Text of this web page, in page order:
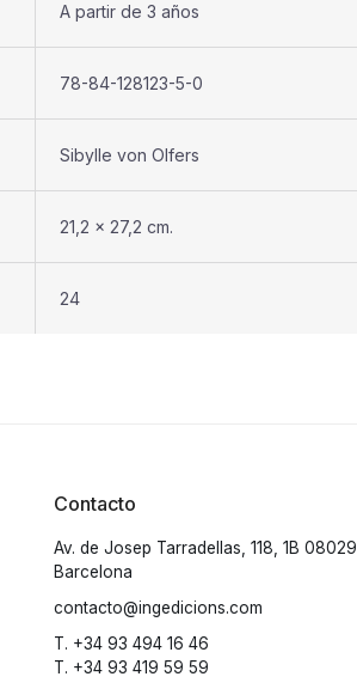
A partir de 3 años
78-84-128123-5-0
Sibylle von Olfers
21,2 x 27,2 cm.
24
Contacto
Av. de Josep Tarradellas, 118, 1B 08029
Barcelona
contacto@ingedicions.com
T. +34 93 494 16 46
T. +34 93 419 59 59